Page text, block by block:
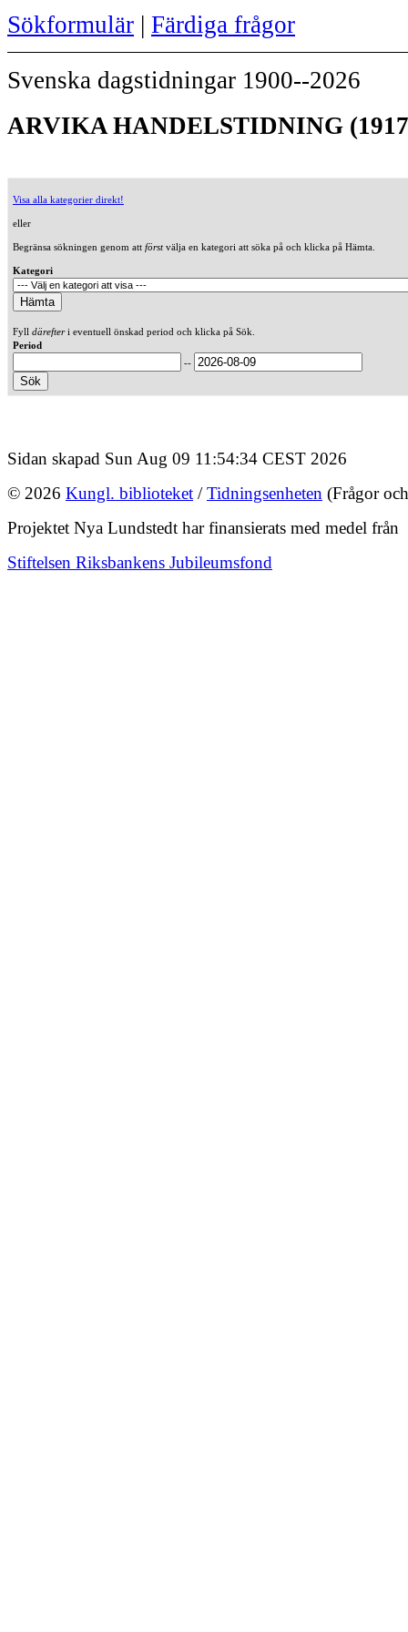
Sökformulär | Färdiga frågor
Svenska dagstidningar 1900--2026
ARVIKA HANDELSTIDNING
Visa alla kategorier direkt!
eller
Begränsa sökningen genom att förstvälja en kategori att söka på och klicka på Hämta.
Kategori
Fyll därefteri eventuell önskad period och klicka på Sök.
Period
--
Sidan skapad Sun Aug 09 11:54:34 CEST 2026
© 2026 Kungl. biblioteket /Tidningsenheten (Frågor
Projektet Nya Lundstedt har finansierats med medel från
Stiftelsen Riksbankens Jubileumsfond